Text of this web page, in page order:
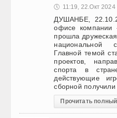
🕔 11:19, 22.Окт 2024
ДУШАНБЕ,
офисе компании
прошла
национальной
Главной темой
проектов,
спорта в
действующие
сборной получили
Прочитать полный